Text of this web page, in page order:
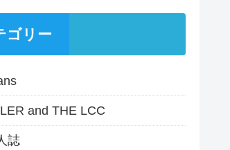
ゴリー
and THE LCC
誌